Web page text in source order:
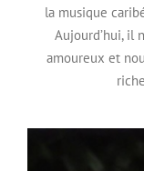
la musique
Aujourd’hui, il
amoureux et